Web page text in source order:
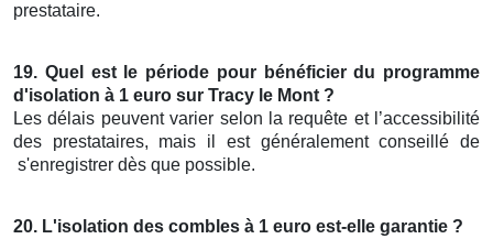
prestataire.
19. Quel est le période pour bénéficier du programme
d'isolation à 1 euro sur Tracy le Mont ?
Les délais peuvent varier selon la requête et l’accessibilité
des prestataires, mais il est généralement conseillé de
s'enregistrer dès que possible.
20. L'isolation des combles à 1 euro est-elle garantie ?